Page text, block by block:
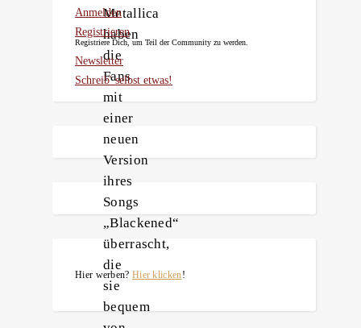
Metallica
haben
die
Fans
mit
einer
neuen
Version
ihres
Songs
„Blackened“
überrascht,
die
sie
bequem
Anmelden
Registrieren
Registriere Dich, um Teil der Community zu werden.
Newsletter
Schreib' selbst etwas!
Hier werben? Hier klicken!